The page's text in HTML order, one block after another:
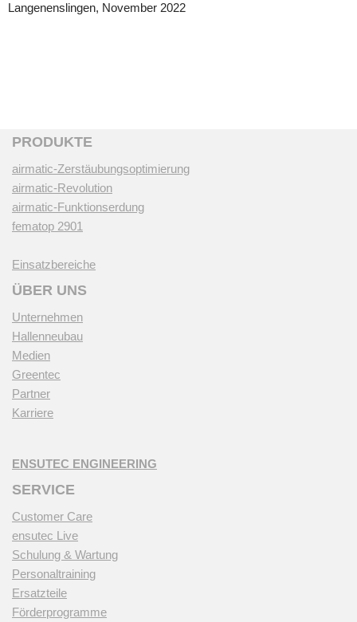
Langenenslingen, November 2022
PRODUKTE
airmatic-Zerstäubungsoptimierung
airmatic-Revolution
airmatic-Funktionserdung
fematop 2901
Einsatzbereiche
ÜBER UNS
Unternehmen
Hallenneubau
Medien
Greentec
Partner
Karriere
ENSUTEC ENGINEERING
SERVICE
Customer Care
ensutec Live
Schulung & Wartung
Personaltraining
Ersatzteile
Förderprogramme